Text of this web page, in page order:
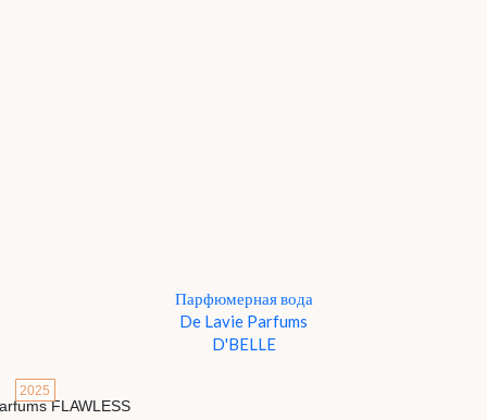
Парфюмерная вода
De Lavie Parfums
D'BELLE
2025